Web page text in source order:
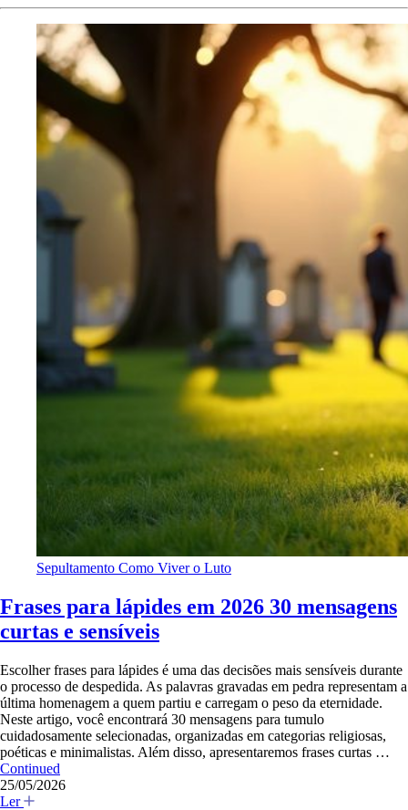
Sepultamento Como Viver o Luto
Frases para lápides em 2026 30 mensagens
curtas e sensíveis
Escolher frases para lápides é uma das decisões mais sensíveis durante
o processo de despedida. As palavras gravadas em pedra representam a
última homenagem a quem partiu e carregam o peso da eternidade.
Neste artigo, você encontrará 30 mensagens para tumulo
cuidadosamente selecionadas, organizadas em categorias religiosas,
poéticas e minimalistas. Além disso, apresentaremos frases curtas …
Continued
25/05/2026
Ler